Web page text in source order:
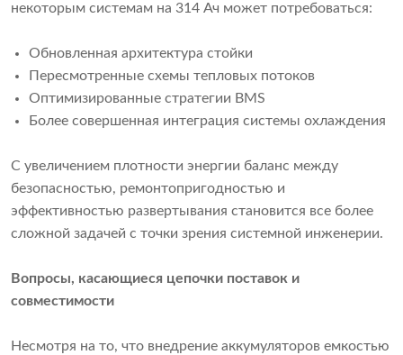
некоторым системам на 314 Ач может потребоваться:
Обновленная архитектура стойки
Пересмотренные схемы тепловых потоков
Оптимизированные стратегии BMS
Более совершенная интеграция системы охлаждения
С увеличением плотности энергии баланс между
безопасностью, ремонтопригодностью и
эффективностью развертывания становится все более
сложной задачей с точки зрения системной инженерии.
Вопросы, касающиеся цепочки поставок и
совместимости
Несмотря на то, что внедрение аккумуляторов емкостью